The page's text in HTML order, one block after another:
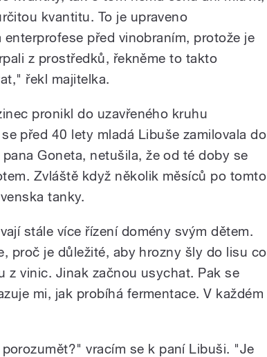
kvantitu. To je upraveno
před vinobraním, protože je
z prostředků, řekněme to takto
řekl majitelka.
pronikl do uzavřeného kruhu
před 40 lety mladá Libuše zamilovala do
Goneta, netušila, že od té doby se
Zvláště když několik měsíců po tomto
tanky.
stále více řízení domény svým dětem.
proč je důležité, aby hrozny šly do lisu co
z vinic. Jinak začnou usychat. Pak se
mi, jak probíhá fermentace. V každém
vracím se k paní Libuši. "Je